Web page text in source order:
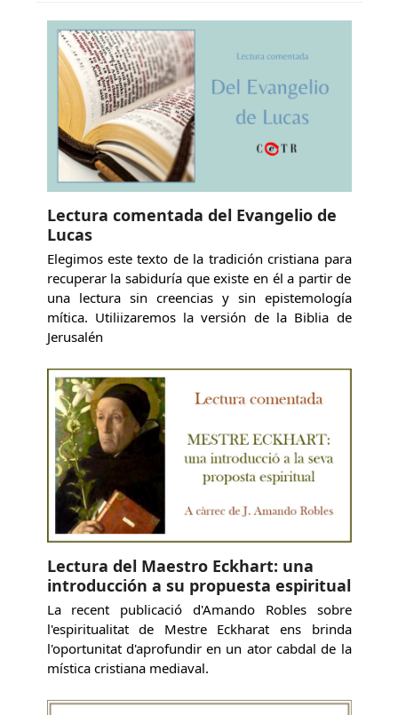
Lectura comentada del Evangelio de
Lucas
Elegimos este texto de la tradición cristiana para
recuperar la sabiduría que existe en él a partir de
una lectura sin creencias y sin epistemología
mítica. Utiliizaremos la versión de la Biblia de
Jerusalén
Lectura del Maestro Eckhart: una
introducción a su propuesta espiritual
La recent publicació d'Amando Robles sobre
l'espiritualitat de Mestre Eckharat ens brinda
l'oportunitat d'aprofundir en un ator cabdal de la
mística cristiana mediaval.